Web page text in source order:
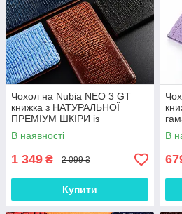
Чохол на Nubia NEO 3 GT
книжка з НАТУРАЛЬНОЇ
ПРЕМІУМ ШКІРИ із
підставкою протиударний
магнітний "VARAN"
В наявності
1 349 ₴ 2 099 ₴
Купити
В